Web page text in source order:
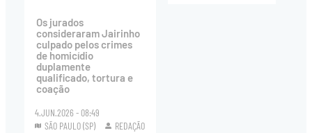
Os jurados
consideraram Jairinho
culpado pelos crimes
de homicídio
duplamente
qualificado, tortura e
coação
4.JUN.2026 - 08:49
SÃO PAULO (SP)
REDAÇÃO